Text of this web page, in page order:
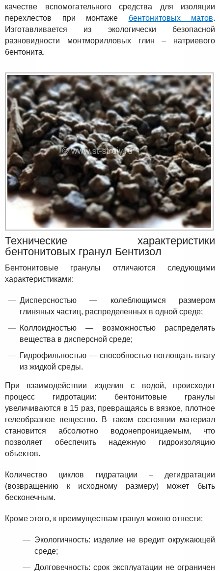
качестве вспомогательного средства для изоляции
перехлестов при монтаже бентонитовых матов.
Изготавливается из экологически безопасной
разновидности монтморилловых глин – натриевого
бентонита.
Технические характеристики
бентонитовых гранул Бентизол
Бентонитовые гранулы отличаются следующими
характеристиками:
Дисперсностью — колеблющимся размером
глиняных частиц, распределенных в одной среде;
Коллоидностью — возможностью распределять
вещества в дисперсной среде;
Гидрофильностью — способностью поглощать влагу
из жидкой среды.
При взаимодействии изделия с водой, происходит
процесс гидротации: бентонитовые гранулы
увеличиваются в 15 раз, превращаясь в вязкое, плотное
гелеобразное вещество. В таком состоянии материал
становится абсолютно водонепроницаемым, что
позволяет обеспечить надежную гидроизоляцию
объектов.
Количество циклов гидратации – дегидратации
(возвращению к исходному размеру) может быть
бесконечным.
Кроме этого, к преимуществам гранул можно отнести:
Экологичность: изделие не вредит окружающей
среде;
Долговечность: срок эксплуатации не ограничен